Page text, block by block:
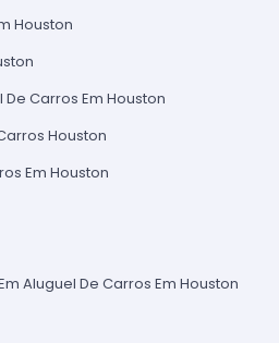
Houston
Carros Em Houston
Houston
Em Houston
Aluguel De Carros Em Houston